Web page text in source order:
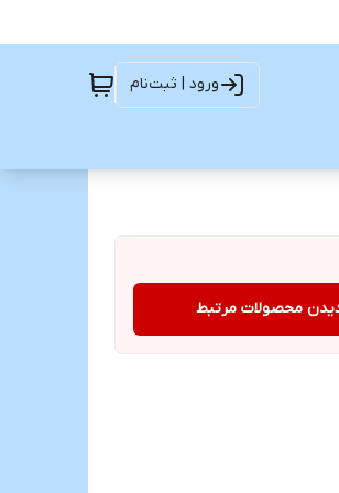
ورود | ثبت‌نام
محصولات مرتبط